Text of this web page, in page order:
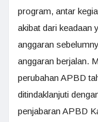
program, antar
akibat dari keadaan
anggaran
anggaran berjalan.
perubahan APBD
ditindaklanjuti
penjabaran APBD